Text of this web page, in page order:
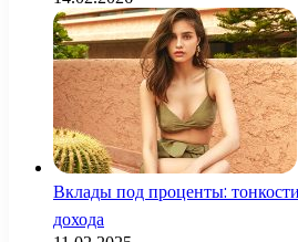
Вклады под проценты:
дохода